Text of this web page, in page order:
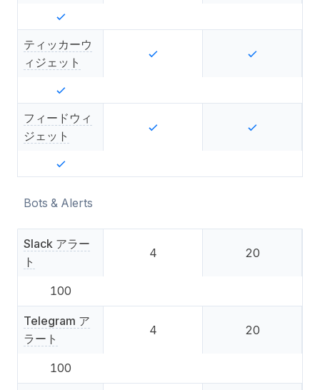
ティッカーウ
ィジェット
フィードウィ
ジェット
Bots & Alerts
Slack アラー
ト
4 20
100
Telegram ア
ラート
4 20
100